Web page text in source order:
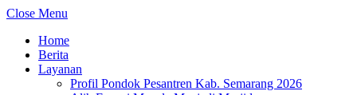
Close Menu
Home
Berita
Layanan
Profil Pondok Pesantren Kab. Semarang 2026